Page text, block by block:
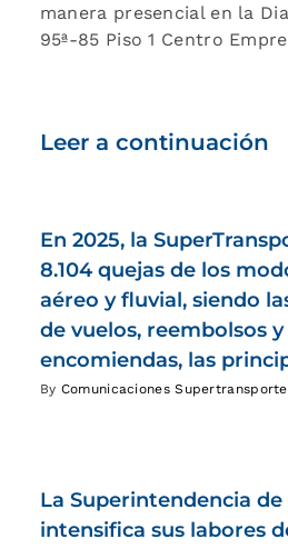
manera presencial en la
95ª-85 Piso 1 Centro
Leer a continuación
En 2025, la
8.104 quejas de los
aéreo y fluvial, siendo
de vuelos, reembolsos
encomiendas, las
By Comunicaciones Supertransporte
La Superintendencia
intensifica sus labores